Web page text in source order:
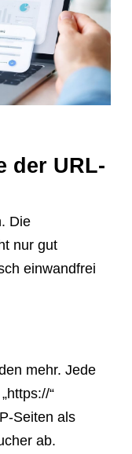
der URL-
Die
nur gut
einwandfrei
mehr. Jede
“
Seiten als
ab.